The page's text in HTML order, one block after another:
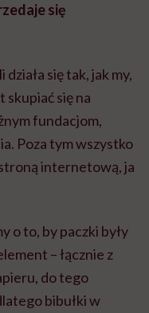
się
się tak, jak my,
skupiać się na
fundacjom,
Poza tym wszystko
internetową, ja
o to, by paczki były
– łącznie z
do tego
bibułki w